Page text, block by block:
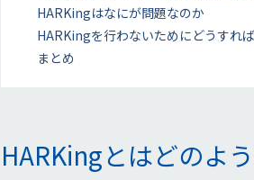
HARKingはなにが問題なのか
HARKingを行わないためにどうすれ
まとめ
HARKingとはどのよ